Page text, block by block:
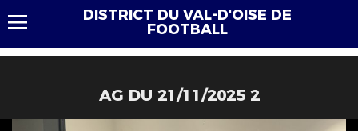
DISTRICT DU VAL-D'OISE DE
FOOTBALL
AG DU 21/11/2025 2